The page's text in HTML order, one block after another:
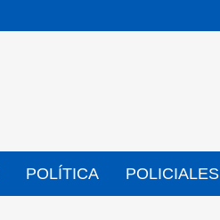
POLÍTICA POLICIALES